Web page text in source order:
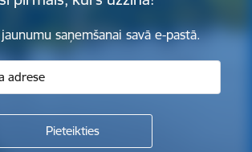
saņemšanai savā e-pastā.